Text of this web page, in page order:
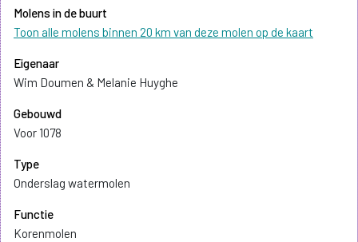
Molens in de buurt
Toon alle molens binnen 20 km van deze molen op de kaart
Eigenaar
Wim Doumen & Melanie Huyghe
Gebouwd
Voor 1078
Type
Onderslag watermolen
Functie
Korenmolen